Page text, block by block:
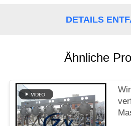
FORDERN
SITEMAP
PRIVACY
DETAILS
Ähnliche